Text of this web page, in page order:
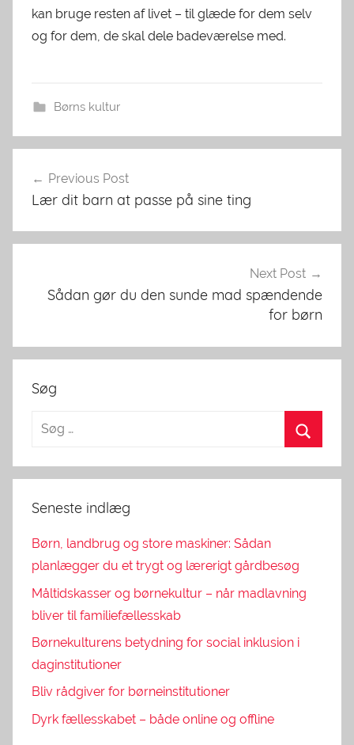
kan bruge resten af livet – til glæde for dem selv
og for dem, de skal dele badeværelse med.
Børns kultur
Previous Post
Lær dit barn at passe på sine ting
Next Post
Sådan gør du den sunde mad spændende
for børn
Søg
Seneste indlæg
Børn, landbrug og store maskiner: Sådan
planlægger du et trygt og lærerigt gårdbesøg
Måltidskasser og børnekultur – når madlavning
bliver til familiefællesskab
Børnekulturens betydning for social inklusion i
daginstitutioner
Bliv rådgiver for børneinstitutioner
Dyrk fællesskabet – både online og offline